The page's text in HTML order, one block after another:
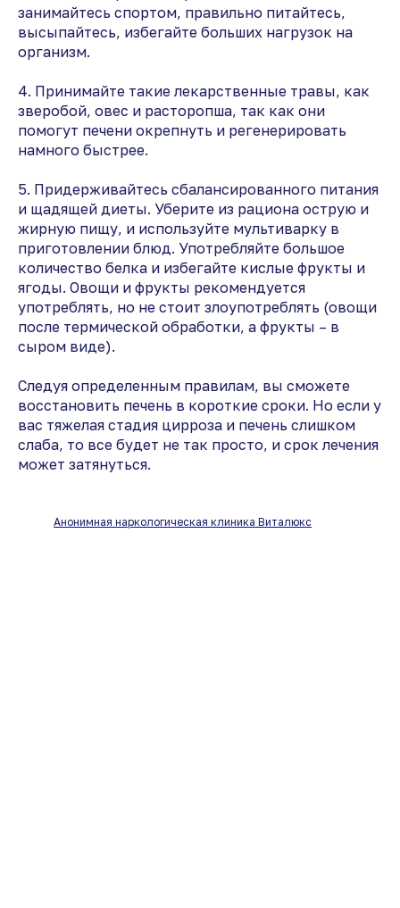
занимайтесь спортом, правильно питайтесь,
высыпайтесь, избегайте больших нагрузок на
организм.
4. Принимайте такие лекарственные травы, как
зверобой, овес и расторопша, так как они
помогут печени окрепнуть и регенерировать
намного быстрее.
5. Придерживайтесь сбалансированного питания
и щадящей диеты. Уберите из рациона острую и
жирную пищу, и используйте мультиварку в
приготовлении блюд. Употребляйте большое
количество белка и избегайте кислые фрукты и
ягоды. Овощи и фрукты рекомендуется
употреблять, но не стоит злоупотреблять (овощи
после термической обработки, а фрукты – в
сыром виде).
Следуя определенным правилам, вы сможете
восстановить печень в короткие сроки. Но если у
вас тяжелая стадия цирроза и печень слишком
слаба, то все будет не так просто, и срок лечения
может затянуться.
Анонимная наркологическая клиника Виталюкс